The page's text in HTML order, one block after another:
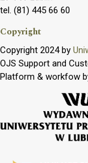
tel. (81) 445 66 60
Copyright
Copyright 2024 by
OJS Support and
Platform & workfow